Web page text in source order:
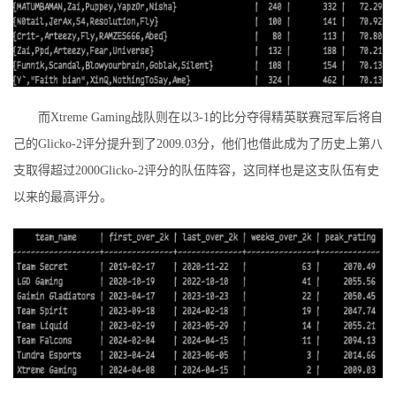
而Xtreme Gaming战队则在以3-1的比分夺得精英联赛冠军后将自
己的Glicko-2评分提升到了2009.03分，他们也借此成为了历史上第八
支取得超过2000Glicko-2评分的队伍阵容，这同样也是这支队伍有史
以来的最高评分。